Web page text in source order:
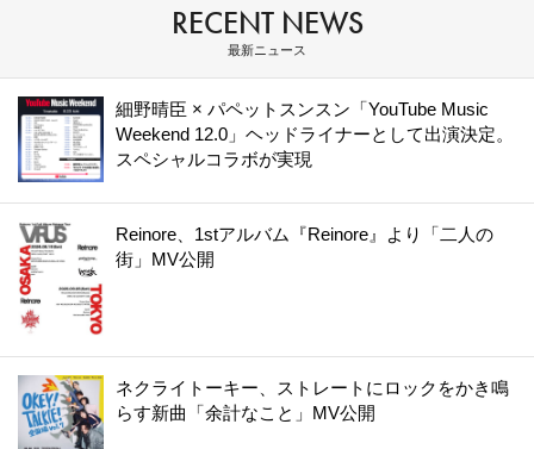
RECENT NEWS
最新ニュース
細野晴臣 × パペットスンスン「YouTube Music
Weekend 12.0」ヘッドライナーとして出演決定。
スペシャルコラボが実現
Reinore、1stアルバム『Reinore』より「二人の
街」MV公開
ネクライトーキー、ストレートにロックをかき鳴
らす新曲「余計なこと」MV公開